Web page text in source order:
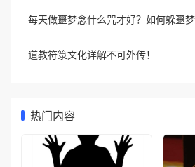
每天做噩梦念什么咒才好？如何躲噩梦
道教符箓文化详解不可外传！
热门内容